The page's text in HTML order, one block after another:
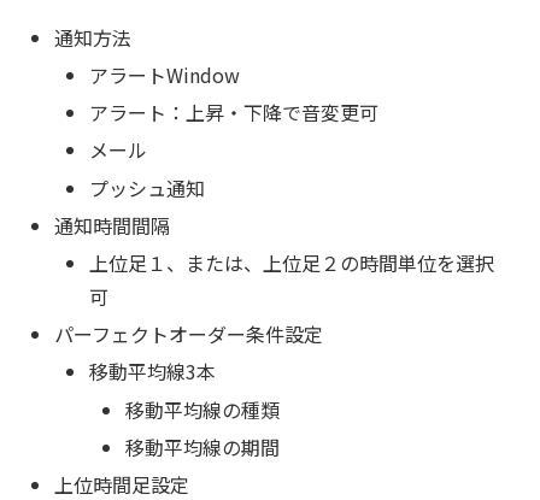
通知方法
アラートWindow
アラート：上昇・下降で音変更可
メール
プッシュ通知
通知時間間隔
上位足１、または、上位足２の時間単位を選択
可
パーフェクトオーダー条件設定
移動平均線3本
移動平均線の種類
移動平均線の期間
上位時間足設定